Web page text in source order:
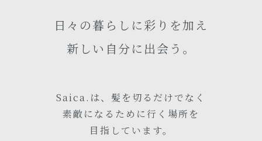
日々の暮らしに彩りを加え
新しい自分に出会う。
Saica.は、髪を切るだけでなく
素敵になるために行く場所を
目指しています。